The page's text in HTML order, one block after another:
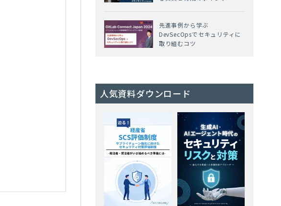
先進事例から学ぶ
DevSecOpsでセキュリティに
取り組むコツ
人気資料ダウンロード